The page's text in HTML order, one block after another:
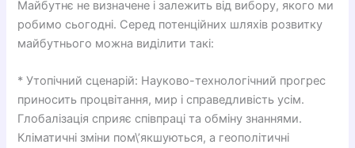
Майбутнє не визначене і залежить від вибору, якого ми
робимо сьогодні. Серед потенційних шляхів розвитку
майбутнього можна виділити такі:
* Утопічний сценарій: Науково-технологічний прогрес
приносить процвітання, мир і справедливість усім.
Глобалізація сприяє співпраці та обміну знаннями.
Кліматичні зміни пом\’якшуються, а геополітичні